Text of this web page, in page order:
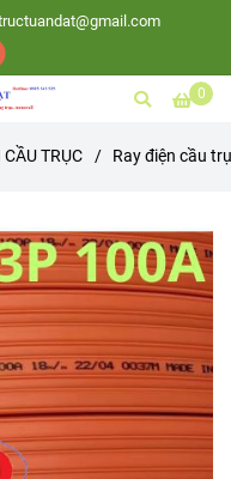
0
TRỤC / Ray điện cầu